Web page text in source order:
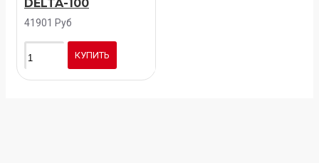
DELTA-100
41901 Руб
КУПИТЬ